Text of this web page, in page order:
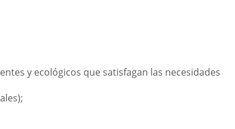
y ecológicos que satisfagan las necesidades